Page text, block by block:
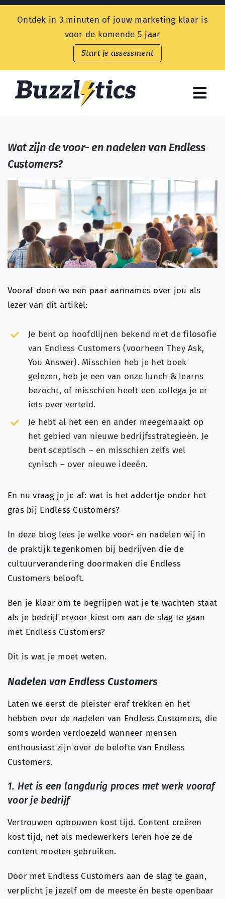
Ontdek in 3 minuten of jouw marketing klaar is
voor de komende 5 jaar
Start je assessment
Aanbod
Prijzen
Over ons
Search
Wat zijn de voor- en nadelen van Endless
Customers?
Vooraf doen we een paar aannames over jou als
lezer van dit artikel:
Je bent op hoofdlijnen bekend met de filosofie
van Endless Customers (voorheen They Ask,
You Answer). Misschien heb je het boek
gelezen, heb je een van onze lunch & learns
bezocht, of misschien heeft een collega je er
iets over verteld.
Je hebt al het een en ander meegemaakt op
het gebied van nieuwe bedrijfsstrategieën. Je
bent sceptisch – en misschien zelfs wel
cynisch – over nieuwe ideeën.
En nu vraag je je af: wat is het addertje onder het
gras bij Endless Customers?
In deze blog lees je welke voor- en nadelen wij in
de praktijk tegenkomen bij bedrijven die de
cultuurverandering doormaken die Endless
Customers belooft.
Ben je klaar om te begrijpen wat je te wachten staat
als je bedrijf ervoor kiest om aan de slag te gaan
met Endless Customers?
Dit is wat je moet weten.
Nadelen van Endless Customers
Laten we eerst de pleister eraf trekken en het
hebben over de nadelen van Endless Customers, die
soms worden verdoezeld wanneer mensen
enthousiast zijn over de belofte van Endless
Customers.
1. Het is een langdurig proces met werk vooraf
voor je bedrijf
Vertrouwen opbouwen kost tijd. Content creëren
kost tijd, net als medewerkers leren hoe ze de
content moeten gebruiken.
Door met Endless Customers aan de slag te gaan,
verplicht je jezelf om de meeste én beste openbaar